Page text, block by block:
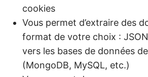
cookies
Vous permet d’extraire des
format de votre choix :
vers les bases de données
(MongoDB, MySQL, etc.)